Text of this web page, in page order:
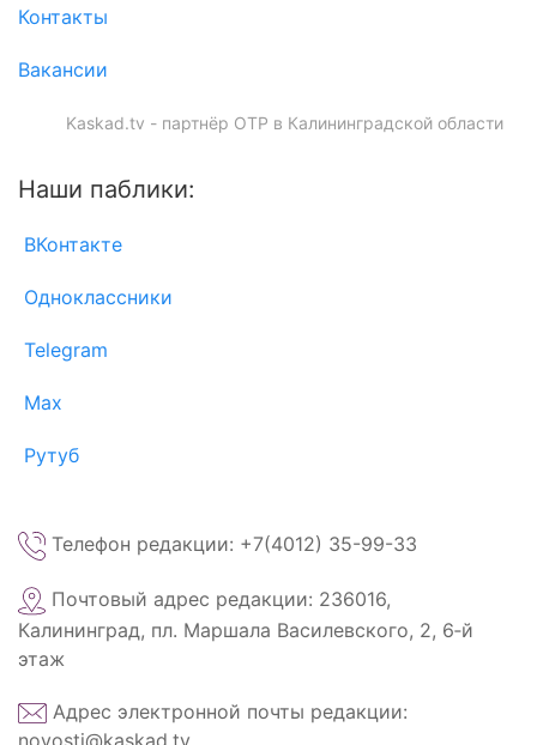
Контакты
Вакансии
Kaskad.tv - партнёр ОТР в Калининградской области
Наши паблики:
ВКонтакте
Одноклассники
Telegram
Max
Рутуб
Телефон редакции: +7(4012) 35-99-33
Почтовый адрес редакции: 236016,
Калининград, пл. Маршала Василевского, 2, 6‑й
этаж
Адрес электронной почты редакции:
novosti@kaskad.tv